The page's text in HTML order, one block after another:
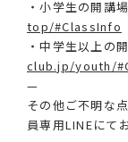
・小学生の開講
top/#ClassInfo
・中学生以上の
club.jp/youth/
—
その他ご不明な
員専用LINEにて